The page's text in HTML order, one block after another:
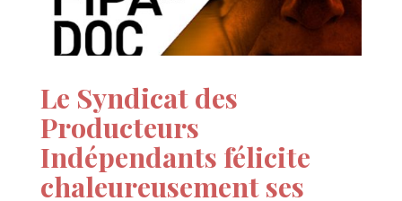
Le Syndicat des
Producteurs
Indépendants félicite
chaleureusement ses